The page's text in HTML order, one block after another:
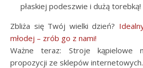
płaskiej podeszwie i dużą torebką!
Zbliża się Twój wielki dzień?
młodej – zrób go z nami!
Ważne teraz: Stroje kąpielowe
propozycji ze sklepów internetowych.